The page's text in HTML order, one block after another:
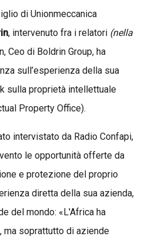
di Unionmeccanica
, intervenuto fra i relatori (nella
Ceo di Boldrin Group, ha
sull’esperienza della sua
sulla proprietà intellettuale
Property Office).
intervistato da Radio Confapi,
le opportunità offerte da
e protezione del proprio
diretta della sua azienda,
del mondo: «L'Africa ha
ma soprattutto di aziende